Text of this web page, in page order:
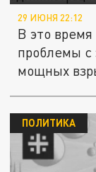
29 ИЮНЯ 22:12
В это
проблемы с
мощных
ПОЛИТИКА